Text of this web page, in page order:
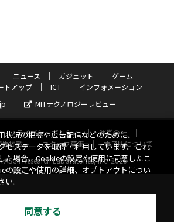
ニュース ガジェット
ゲーム
トアップ ICT
インフォメーション
MITテクノロジーレビュー
プライバシーポリシー
運営会社
掲載 スタッフ募集
電子版について
ASCII Research Laboratories, Inc. 2026
状況の把握や広告配信などのために、
セスデータを取得・利用しています。これ
た場合、Cookieの設定や使用に同意したこ
の設定や使用の詳細、オプトアウトについ
い。
同意する